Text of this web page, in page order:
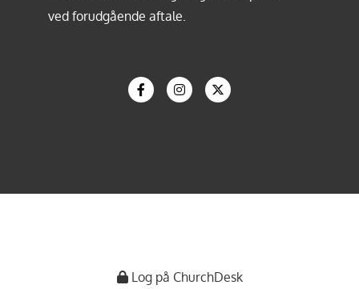
ved forudgående aftale.
Log på ChurchDesk